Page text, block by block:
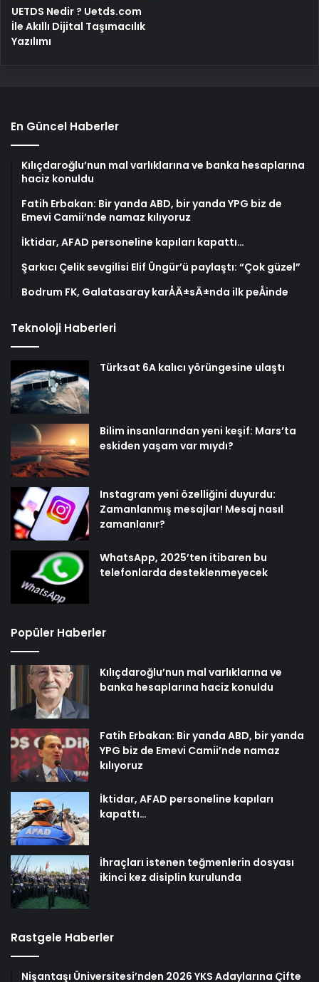
UETDS Nedir ? Uetds.com
İle Akıllı Dijital Taşımacılık
Yazılımı
En Güncel Haberler
Kılıçdaroğlu’nun mal varlıklarına ve banka hesaplarına
haciz konuldu
Fatih Erbakan: Bir yanda ABD, bir yanda YPG biz de
Emevi Camii’nde namaz kılıyoruz
İktidar, AFAD personeline kapıları kapattı…
Şarkıcı Çelik sevgilisi Elif Üngür’ü paylaştı: “Çok güzel”
Bodrum FK, Galatasaray karÅÄ±sÄ±nda ilk peÅinde
Teknoloji Haberleri
Türksat 6A kalıcı yörüngesine ulaştı
Bilim insanlarından yeni keşif: Mars’ta
eskiden yaşam var mıydı?
Instagram yeni özelliğini duyurdu:
Zamanlanmış mesajlar! Mesaj nasıl
zamanlanır?
WhatsApp, 2025’ten itibaren bu
telefonlarda desteklenmeyecek
Popüler Haberler
Kılıçdaroğlu’nun mal varlıklarına ve
banka hesaplarına haciz konuldu
Fatih Erbakan: Bir yanda ABD, bir yanda
YPG biz de Emevi Camii’nde namaz
kılıyoruz
İktidar, AFAD personeline kapıları
kapattı…
İhraçları istenen teğmenlerin dosyası
ikinci kez disiplin kurulunda
Rastgele Haberler
Nişantaşı Üniversitesi’nden 2026 YKS Adaylarına Çifte